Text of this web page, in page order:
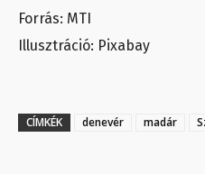
Forrás: MTI
Illusztráció: Pixabay
CÍMKÉK denevér madár